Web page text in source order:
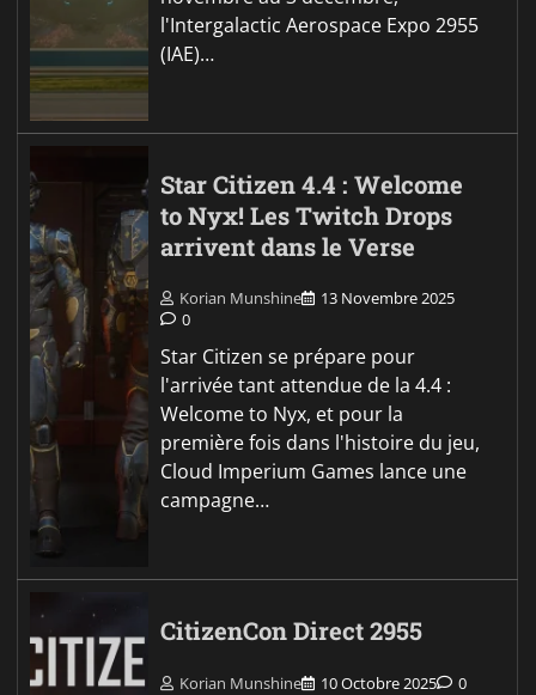
l'Intergalactic Aerospace Expo 2955
(IAE)…
Star Citizen 4.4 : Welcome
to Nyx! Les Twitch Drops
arrivent dans le Verse
Korian Munshine
13 Novembre 2025
0
Star Citizen se prépare pour
l'arrivée tant attendue de la 4.4 :
Welcome to Nyx, et pour la
première fois dans l'histoire du jeu,
Cloud Imperium Games lance une
campagne…
CitizenCon Direct 2955
Korian Munshine 10 Octobre 2025 0